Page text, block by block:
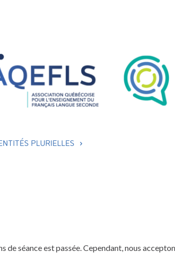
PLURIELLES
séance est passée. Cependant, nous